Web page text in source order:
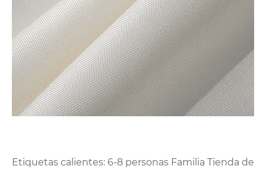
Etiquetas calientes: 6-8 personas Familia Tienda de